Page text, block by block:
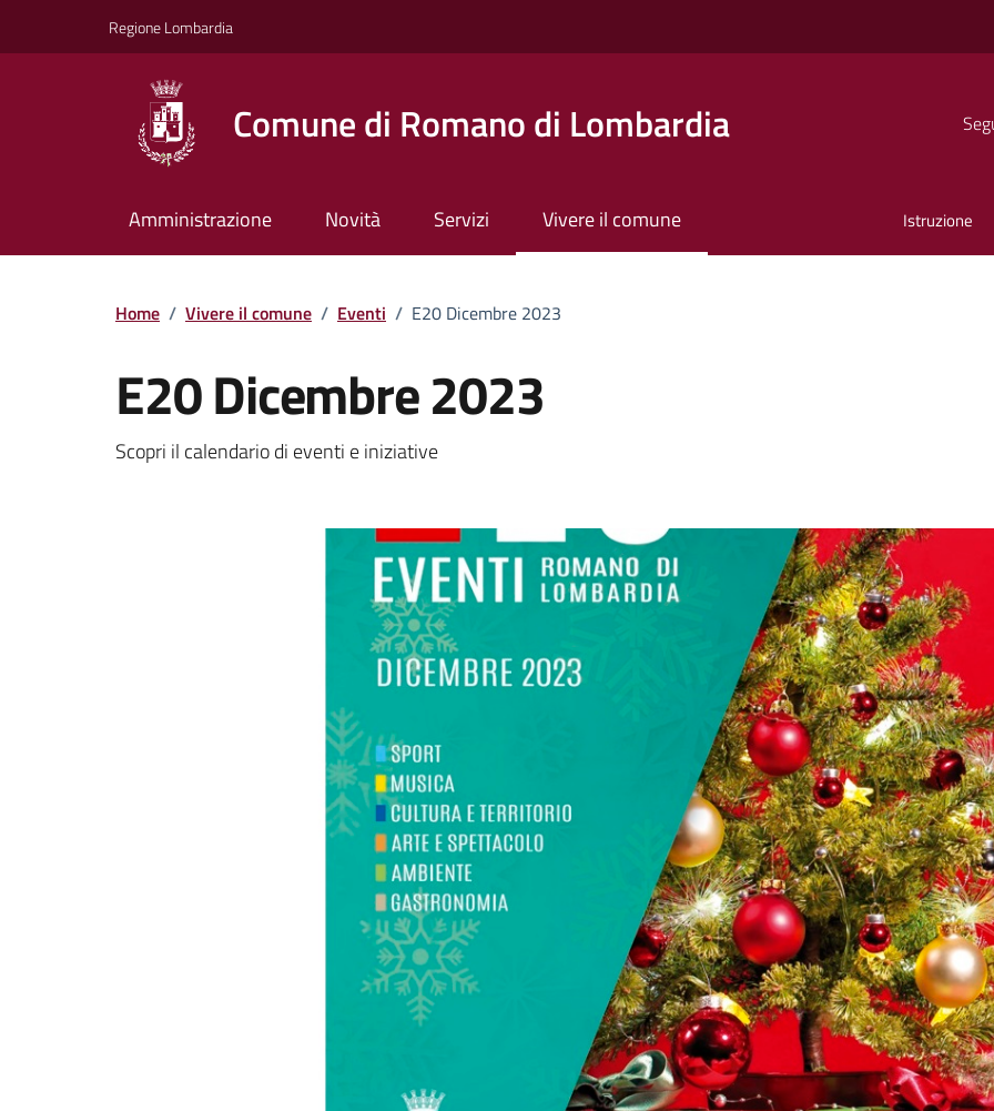
Regione Lombardia
Comune di Romano di Lombardia
Amministrazione Novità Servizi Vivere il comune Istruzione
Home / Vivere il comune / Eventi / E20 Dicembre 2023
E20 Dicembre 2023
Dettagli della notizia
Scopri il calendario di eventi e iniziative